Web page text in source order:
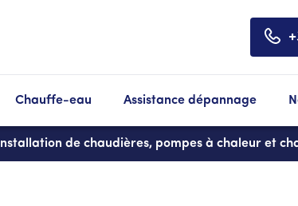
Chauffe-eau Assistance dépannage
Installation de chaudières, pompes à chaleur et